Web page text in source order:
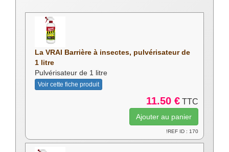
La VRAI Barrière à insectes, pulvérisateur de
1 litre
Pulvérisateur de 1 litre
Voir cette fiche produit
11.50 € TTC
!REF ID : 170